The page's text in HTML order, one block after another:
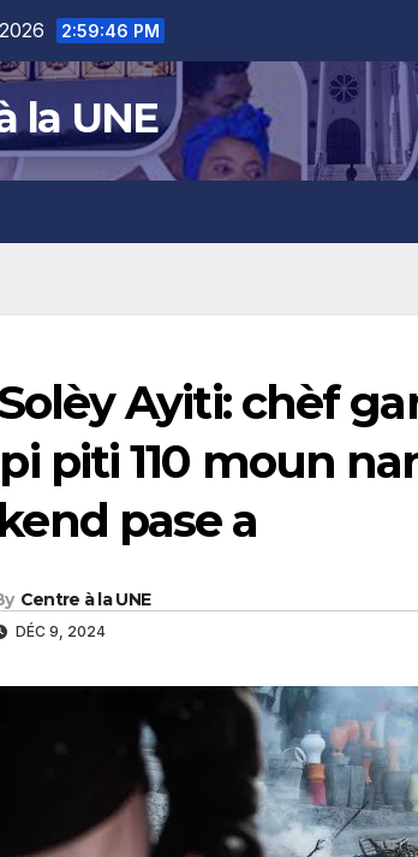
2:59:47 PM
la UNE
Ayiti: chèf
piti 110 moun
pase a
Centre à la UNE
DÉC 9, 2024